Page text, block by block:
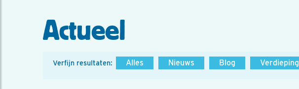
Actueel
Verfijn resultaten: Alles Nieuws Blog Verdieping